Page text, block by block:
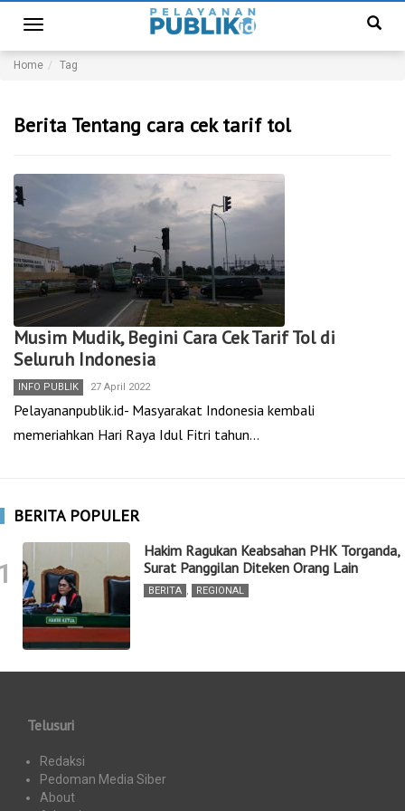
Toggle
navigation
Home Tag
Berita Tentang cara cek tarif tol
Musim Mudik, Begini Cara Cek Tarif Tol di
Seluruh Indonesia
INFO PUBLIK 27 April 2022
Pelayananpublik.id- Masyarakat Indonesia kembali
memeriahkan Hari Raya Idul Fitri tahun…
BERITA POPULER
Hakim Ragukan Keabsahan PHK Torganda,
Surat Panggilan Diteken Orang Lain
BERITA , REGIONAL
Telusuri
Redaksi
Pedoman Media Siber
About